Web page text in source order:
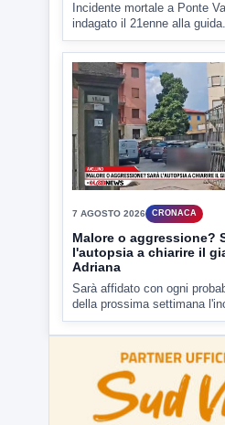
Incidente mortale a Ponte
indagato il 21enne alla
7 AGOSTO 2026 CRONACA
Malore o aggressione?
l'autopsia a chiarire il
Adriana
Sarà affidato con ogni
della prossima settimana